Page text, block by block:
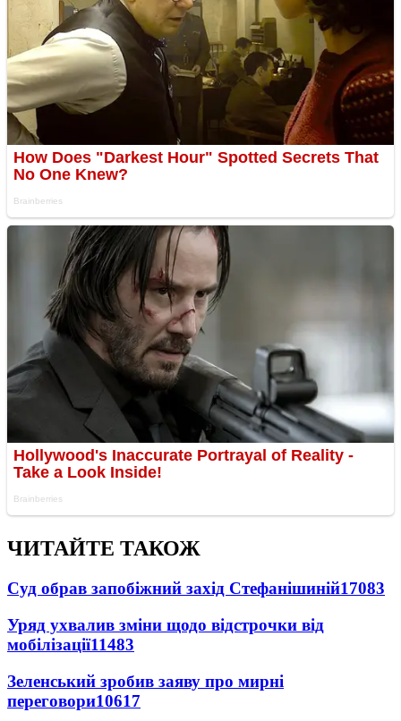
ЧИТАЙТЕ ТАКОЖ
Суд обрав запобіжний захід Стефанішиній17083
Уряд ухвалив зміни щодо відстрочки від
мобілізації11483
Зеленський зробив заяву про мирні
переговори10617